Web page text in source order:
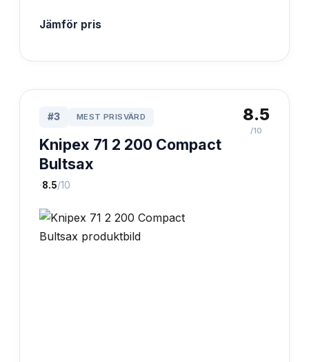
Jämför pris
#3 MEST PRISVÄRD
Knipex 71 2 200 Compact
Bultsax
·8.5/10
8.5
/10